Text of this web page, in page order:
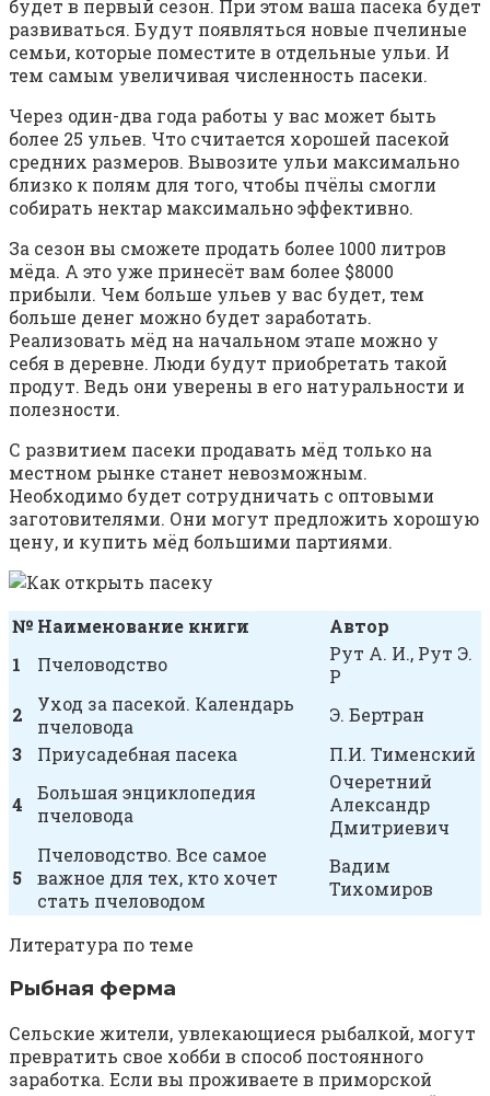
будет в первый сезон. При этом ваша пасека будет
развиваться. Будут появляться новые пчелиные
семьи, которые поместите в отдельные ульи. И
тем самым увеличивая численность пасеки.
Через один-два года работы у вас может быть
более 25 ульев. Что считается хорошей пасекой
средних размеров. Вывозите ульи максимально
близко к полям для того, чтобы пчёлы смогли
собирать нектар максимально эффективно.
За сезон вы сможете продать более 1000 литров
мёда. А это уже принесёт вам более $8000
прибыли. Чем больше ульев у вас будет, тем
больше денег можно будет заработать.
Реализовать мёд на начальном этапе можно у
себя в деревне. Люди будут приобретать такой
продут. Ведь они уверены в его натуральности и
полезности.
С развитием пасеки продавать мёд только на
местном рынке станет невозможным.
Необходимо будет сотрудничать с оптовыми
заготовителями. Они могут предложить хорошую
цену, и купить мёд большими партиями.
№ Наименование книги
Автор
1
Пчеловодство
Рут А. И., Рут Э.
Р
2
Уход за пасекой. Календарь
пчеловода
Э. Бертран
3
Приусадебная пасека П.И. Тименский
4
Большая энциклопедия
пчеловода
Очеретний
Александр
Дмитриевич
5
Пчеловодство. Все самое
важное для тех, кто хочет
стать пчеловодом
Вадим
Тихомиров
Литература по теме
Рыбная ферма
Сельские жители, увлекающиеся рыбалкой, могут
превратить свое хобби в способ постоянного
заработка. Если вы проживаете в приморской